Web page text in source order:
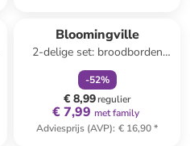
Bloomingville
2-delige set: broodborden
"Yule" wit/rood/groen - Ø 12,5
cm
-52%
€ 8,99regulier
€ 7,99 met family
Adviesprijs (AVP): € 16,90*